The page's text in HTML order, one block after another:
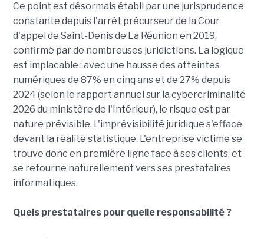
Ce point est désormais établi par une jurisprudence
constante depuis l'arrêt précurseur de la Cour
d'appel de Saint-Denis de La Réunion en 2019,
confirmé par de nombreuses juridictions. La logique
est implacable : avec une hausse des atteintes
numériques de 87% en cinq ans et de 27% depuis
2024 (selon le rapport annuel sur la cybercriminalité
2026 du ministère de l'Intérieur), le risque est par
nature prévisible. L'imprévisibilité juridique s'efface
devant la réalité statistique. L'entreprise victime se
trouve donc en première ligne face à ses clients, et
se retourne naturellement vers ses prestataires
informatiques.
Quels prestataires pour quelle responsabilité ?